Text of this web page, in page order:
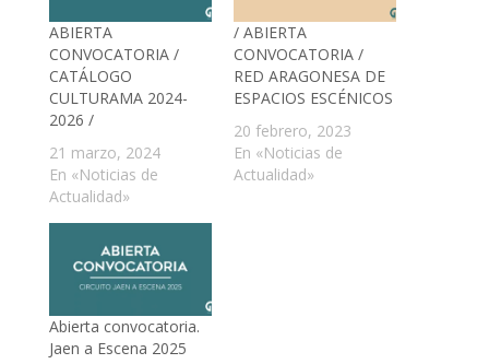
ABIERTA
CONVOCATORIA /
CATÁLOGO
CULTURAMA 2024-
2026 /
21 marzo, 2024
En «Noticias de
Actualidad»
/ ABIERTA
CONVOCATORIA /
RED ARAGONESA DE
ESPACIOS ESCÉNICOS
20 febrero, 2023
En «Noticias de
Actualidad»
Abierta convocatoria.
Jaen a Escena 2025